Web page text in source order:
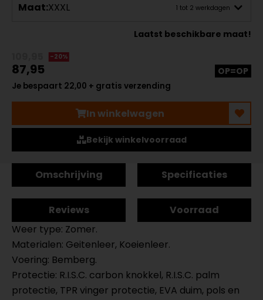
Maat:XXXL 1 tot 2 werkdagen
Laatst beschikbare maat!
-20%
87,95
Je bespaart 22,00 + gratis verzending
OP=OP
In winkelwagen
Bekijk winkelvoorraad
Omschrijving Specificaties
Reviews
Voorraad
Weer type: Zomer.
Materialen: Geitenleer, Koeienleer.
Voering: Bemberg.
Protectie: R.I.S.C. carbon knokkel, R.I.S.C. palm
protectie, TPR vinger protectie, EVA duim, pols en